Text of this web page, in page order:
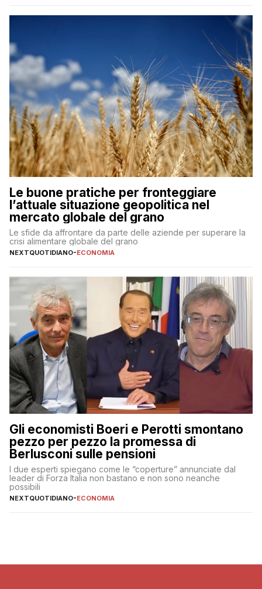
Le buone pratiche per fronteggiare
l’attuale situazione geopolitica nel
mercato globale del grano
Le sfide da affrontare da parte delle aziende per superare la
crisi alimentare globale del grano
NEXTQUOTIDIANO-ECONOMIA
Gli economisti Boeri e Perotti smontano
pezzo per pezzo la promessa di
Berlusconi sulle pensioni
I due esperti spiegano come le “coperture” annunciate dal
leader di Forza Italia non bastano e non sono neanche
possibili
NEXTQUOTIDIANO-ECONOMIA